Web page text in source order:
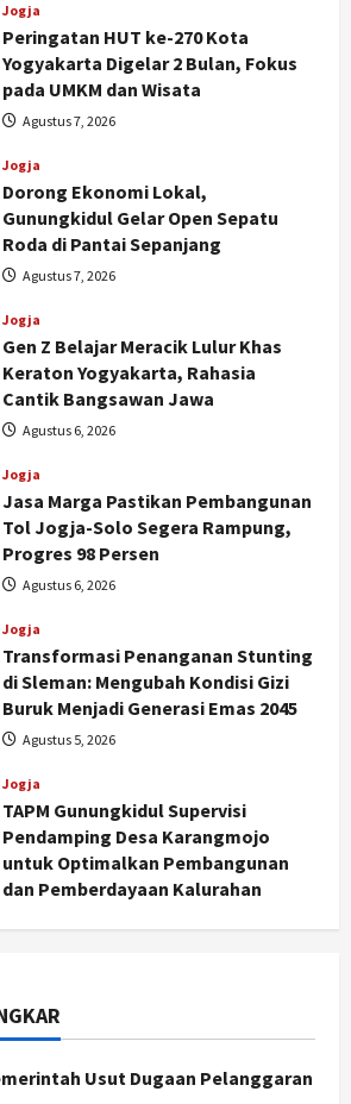
Jogja
Peringatan HUT ke-270 Kota
Yogyakarta Digelar 2 Bulan, Fokus
pada UMKM dan Wisata
Agustus 7, 2026
Jogja
Dorong Ekonomi Lokal,
Gunungkidul Gelar Open Sepatu
Roda di Pantai Sepanjang
Agustus 7, 2026
Jogja
Gen Z Belajar Meracik Lulur Khas
Keraton Yogyakarta, Rahasia
Cantik Bangsawan Jawa
Agustus 6, 2026
Jogja
Jasa Marga Pastikan Pembangunan
Tol Jogja-Solo Segera Rampung,
Progres 98 Persen
Agustus 6, 2026
Jogja
Transformasi Penanganan Stunting
di Sleman: Mengubah Kondisi Gizi
Buruk Menjadi Generasi Emas 2045
Agustus 5, 2026
Jogja
TAPM Gunungkidul Supervisi
Pendamping Desa Karangmojo
untuk Optimalkan Pembangunan
dan Pemberdayaan Kalurahan
Usut Dugaan Pelanggaran
Peringatan HUT ke-270 Kota
Yogyakarta Digelar 2 Bulan, Fokus
pada UMKM dan Wisata
Agustus 7, 2026
Politik